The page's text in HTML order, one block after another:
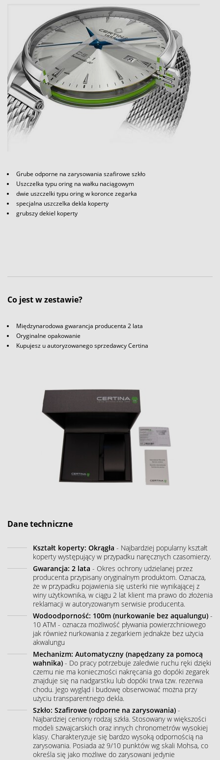
Grube odporne na zarysowania szafirowe szkło
Uszczelka typu oring na wałku naciągowym
dwie uszczelki typu oring w koronce zegarka
specjalna uszczelka dekla koperty
grubszy dekiel koperty
Co jest w zestawie?
Międzynarodowa gwarancja producenta 2 lata
Oryginalne opakowanie
Kupujesz u autoryzowanego sprzedawcy Certina
Dane techniczne
Kształt koperty: Okrągła - Najbardziej popularny kształt
koperty występujący w przypadku naręcznych czasomierzy.
Gwarancja: 2 lata - Okres ochrony udzielanej przez
producenta przypisany oryginalnym produktom. Oznacza,
że w przypadku pojawienia się usterki nie wynikającej z
winy użytkownika, w ciągu 2 lat klient ma prawo do złożenia
reklamacji w autoryzowanym serwisie producenta.
Wodoodporność: 100m (nurkowanie bez aqualungu) -
10 ATM - oznacza możliwość pływania powierzchniowego
jak również nurkowania z zegarkiem jednakże bez użycia
akwalungu
Mechanizm: Automatyczny (napędzany za pomocą
wahnika) - Do pracy potrzebuje zaledwie ruchu ręki dzięki
czemu nie ma konieczności nakręcania go dopóki zegarek
znajduje się na nadgarstku lub dopóki trwa tzw. rezerwa
chodu. Jego wygląd i budowę obserwować można przy
użyciu transparentnego dekla.
Szkło: Szafirowe (odporne na zarysowania) -
Najbardziej ceniony rodzaj szkła. Stosowany w większości
modeli szwajcarskich oraz innych chronometrów wysokiej
klasy. Charakteryzuje się bardzo wysoką odpornością na
zarysowania. Posiada aż 9/10 punktów wg skali Mohsa, co
określa się jako możliwe do zarysowani jedynie